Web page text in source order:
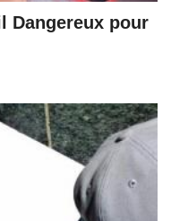
Dangereux pour